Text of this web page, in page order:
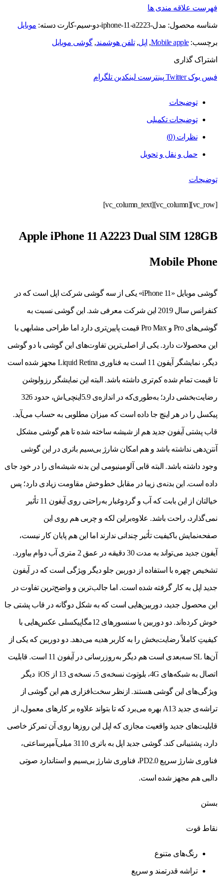
فهرست علاقه مندی ها
شناسه محصول: مدل-iphone-11-a2223-دو-سیم‌-کارت دسته: موبایل
برچسب:Mobile apple
, اپل, تلفن هوشمند, گوشی موبایل
اشتراک گذاری
فیس بوک Twitter پینترست لینکدین تلگرام
توضیحات
توضیحات تکمیلی
نظرات (0)
حمل و نقل و تحویل
توضیحات
[vc_row][vc_column][vc_column_text]
Apple iPhone 11 A2223 Dual SIM 128GB
Mobile Phone
گوشی موبایل «iPhone 11» یکی از سه گوشی شرکت اپل است که در
کنفرانس سال 2019 این شرکت معرفی شد. این گوشی نسبت به
گوشی‌های Pro و Pro Max قیمت پایین‌تری دارد اما طراحی مشابهی با
این محصولات دارد. یکی از اصلی‌ترین تفاوت‌های این گوشی با دو گوشی
دیگر، نمایشگر آیفون 11 است به فناوری Liquid Retina مجهز ‌شده است
تا قیمت تمام شده کم‌تری داشته باشد. البته این نمایشگر رزولوشن
رضایت‌بخشی دارد؛ به‌طوری‌که در اندازه­‌ی 5.9اینچی‌اش، حدود 326
پیکسل را در هر اینچ جا داده است که میزان مطلوبی به حساب می‌‍آید.
قاب پشتی آیفون جدید هم از شیشه ساخته‌ شده تا هم گوشی مشکل
آنتن‌‌دهی نداشته باشد و هم امکان شارژ بی‌‌سیم باتری در این گوشی
وجود داشته باشد. البته قابی آلومینیومی این بدنه شیشه‌ای را در خود جای
داده است. این بدنه­‌ی زیبا در مقابل خط‌‌وخش مقاومت زیادی دارد؛ پس
خیالتان از این بابت که آب و گردوغبار به‌‌راحتی روی آیفون 11 تأثیر
نمی‌‌گذارد، راحت باشد. علاوه‌براین لکه و چربی هم روی این
صفحه‌نمایش باکیفیت تأثیر چندانی ندارند اما این هم پایان کار نیست،
آیفون جدید می‌تواند به مدت 30 دقیقه در عمق 2 متری آب دوام بیاورد.
تشخیص چهره با استفاده از دوربین جلو دیگر ویژگی است که در آیفون
جدید اپل به کار گرفته شده است. اما جالب‌ترین و واضح‌ترین تفاوت در
این محصول جدید، دوربین‌هایی است که به شکل دوگانه در قاب پشتی جا
خوش کرده‌اند. دو دوربین با سنسورهای 12مگاپیکسلی عکس‌هایی با
کیفیتِ کاملاً رضایت‌بخش را به کاربر هدیه می‌دهد. دو دوربین که یکی از
آن‌ها SL سه‌بعدی است هم دیگر به‌روزرسانی در آیفون 11 است. قابلیت
اتصال به شبکه­‌های 4G، بلوتوث نسخه‌ی 5، نسخه­‌ی 13 از iOS دیگر
ویژگی‌های این گوشی هستند. ازنظر سخت‌‌افزاری هم این گوشی از
تراشه­‌ی جدید A13 بهره می‌برد که تا بتواند علاوه بر کارهای معمول، از
قابلیت‌های جدید واقعیت مجازی که اپل این روزها روی آن تمرکز خاصی
دارد، پشتیبانی کند. گوشی جدید اپل به باتری 3110 میلی‌آمپرساعتی،
فناوری شارژ سریع PD2.0، فناوری شارژ بی‎‌سیم و استاندارد صوتی
دالبی هم مجهز شده است.
بستن
نقاط قوت
رنگ‌های متنوع
تراشه قدرتمند و سریع